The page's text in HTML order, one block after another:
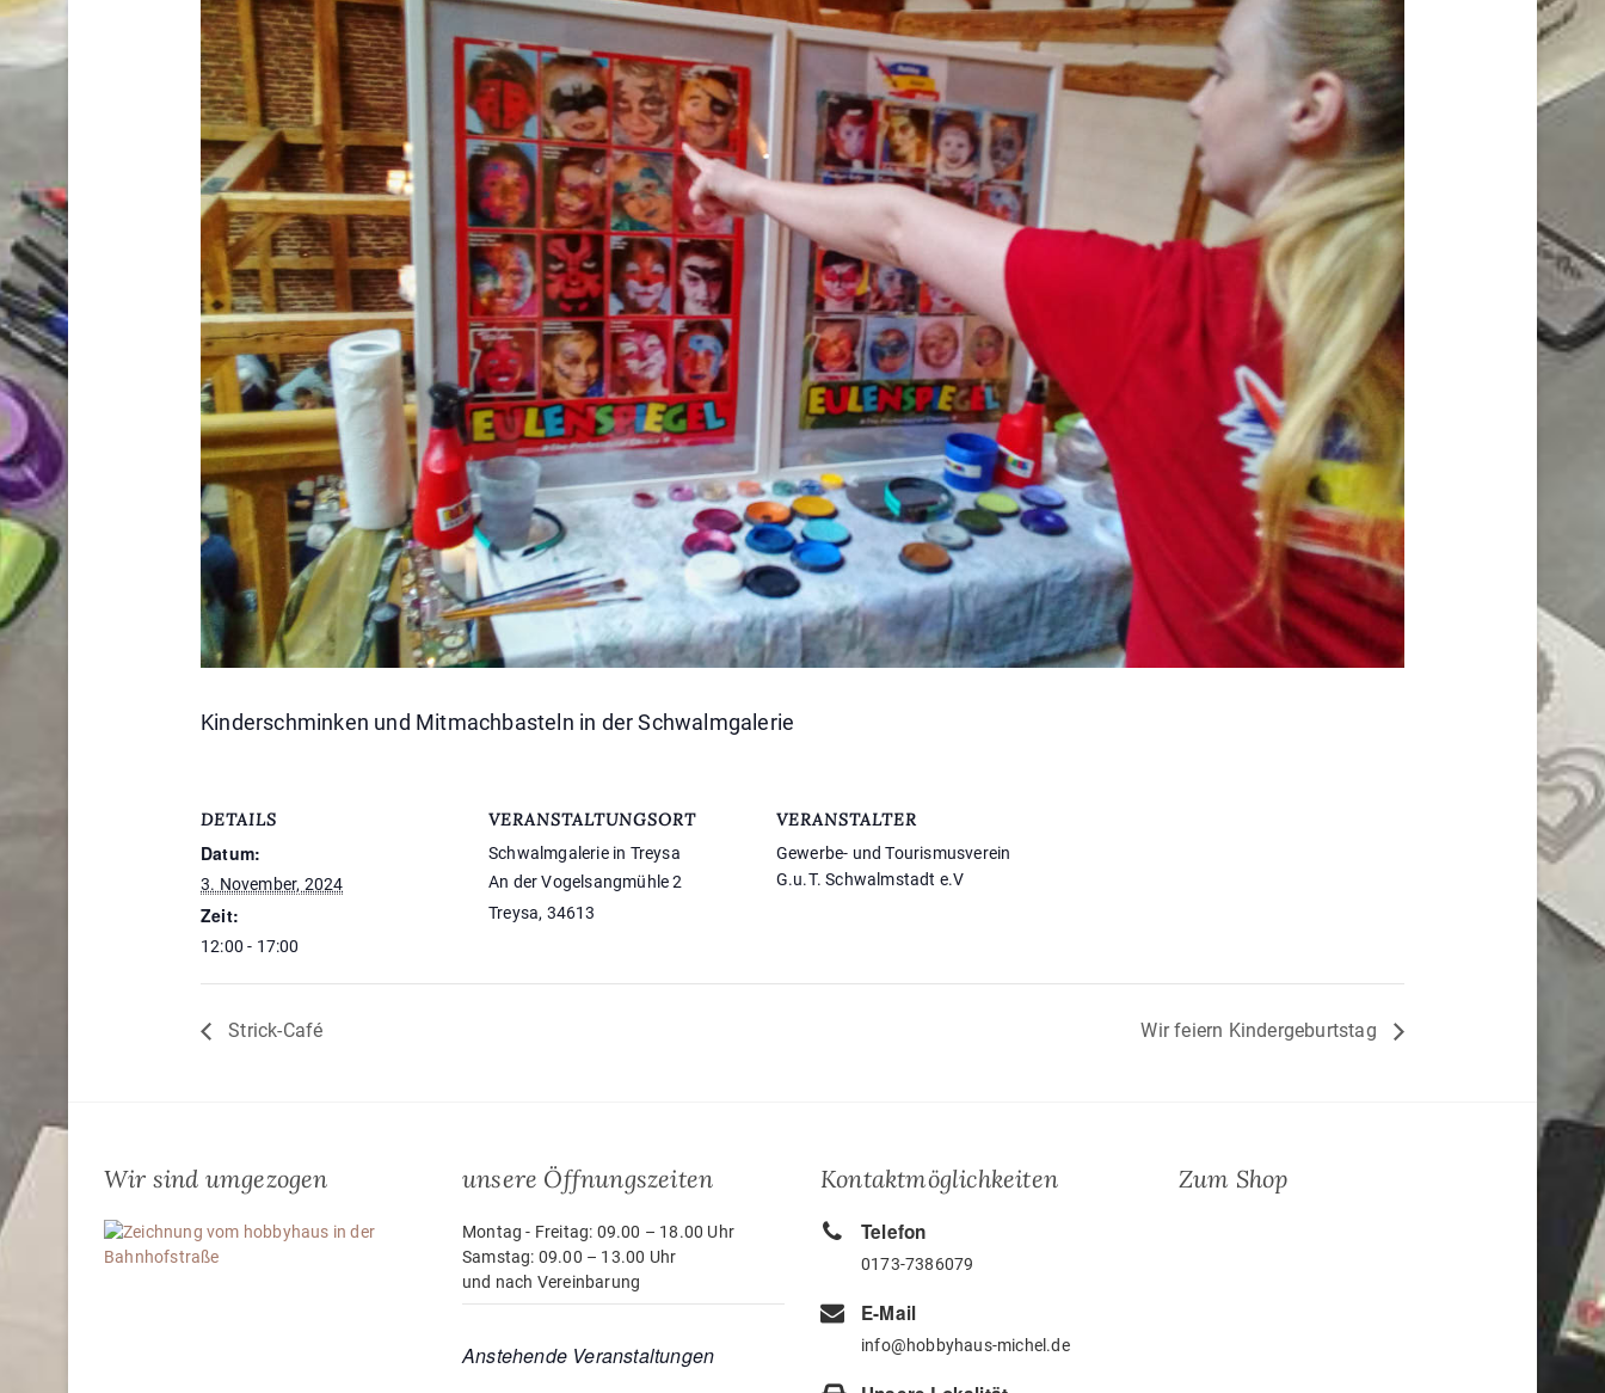
Kinderschminken und Mitmachbasteln in der Schwalmgalerie
DETAILS
Datum:
3. November, 2024
Zeit:
12:00 - 17:00
VERANSTALTUNGSORT
Schwalmgalerie in Treysa
An der Vogelsangmühle 2
Treysa, 34613
VERANSTALTER
Gewerbe- und Tourismusverein
G.u.T. Schwalmstadt e.V
Strick-Café Wir feiern Kindergeburtstag
Wir sind umgezogen unsere Öffnungszeiten
Montag - Freitag: 09.00 – 18.00 Uhr
Samstag: 09.00 – 13.00 Uhr
und nach Vereinbarung
Anstehende Veranstaltungen
Kontaktmöglichkeiten
Telefon
0173-7386079
E-Mail
info@hobbyhaus-michel.de
Zum Shop